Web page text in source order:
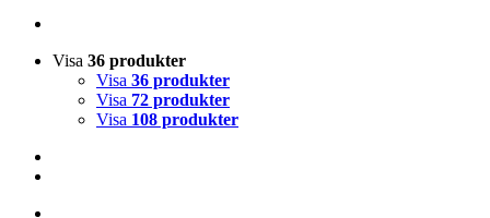
Visa 36 produkter
Visa 36 produkter
Visa 72 produkter
Visa 108 produkter